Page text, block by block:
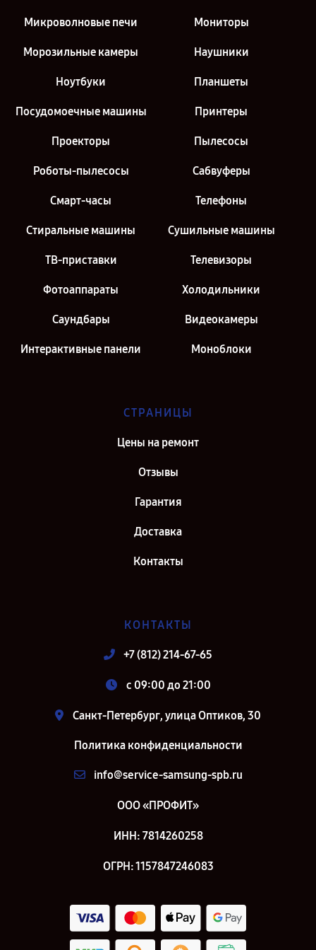
Микроволновые печи Мониторы
Морозильные камеры Наушники
Ноутбуки Планшеты
Посудомоечные машины Принтеры
Проекторы Пылесосы
Роботы-пылесосы Сабвуферы
Смарт-часы Телефоны
Стиральные машины Сушильные машины
ТВ-приставки Телевизоры
Фотоаппараты Холодильники
Саундбары Видеокамеры
Интерактивные панели Моноблоки
СТРАНИЦЫ
Цены на ремонт
Отзывы
Гарантия
Доставка
Контакты
КОНТАКТЫ
+7 (812) 214-67-65
c 09:00 до 21:00
Санкт-Петербург, улица Оптиков, 30
Политика конфиденциальности
info@service-samsung-spb.ru
ООО «ПРОФИТ»
ИНН: 7814260258
ОГРН: 1157847246083